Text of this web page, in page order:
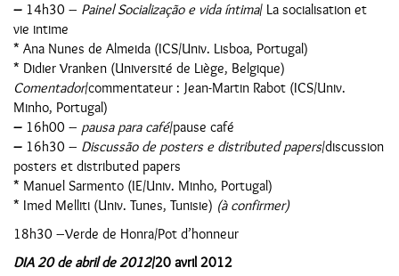
– 14h30 – Painel Socialização e vida íntima/ La socialisation et
vie intime
* Ana Nunes de Almeida (ICS/Univ. Lisboa, Portugal)
* Didier Vranken (Université de Liège, Belgique)
Comentador/commentateur : Jean-Martin Rabot (ICS/Univ.
Minho, Portugal)
– 16h00 – pausa para café/pause café
– 16h30 – Discussão de posters e distributed papers/discussion
posters et distributed papers
* Manuel Sarmento (IE/Univ. Minho, Portugal)
* Imed Melliti (Univ. Tunes, Tunisie) (à confirmer)
18h30 –Verde de Honra/Pot d’honneur
DIA 20 de abril de 2012/20 avril 2012